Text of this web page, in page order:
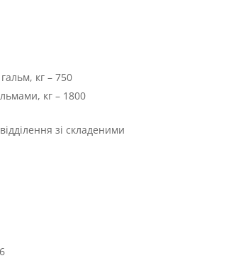
кг – 750
кг – 1800
зі складеними